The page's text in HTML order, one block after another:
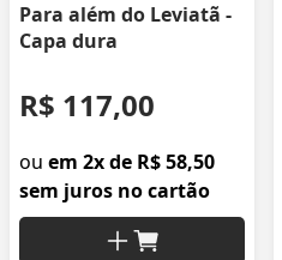
Para além do Leviatã -
Capa dura
R$ 117,00
ou em 2x de R$ 58,50
sem juros no cartão